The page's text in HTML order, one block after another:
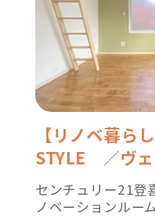
【リノベ暮ら
STYLE ／ヴェ
センチュリー21登
ノベーションルーム